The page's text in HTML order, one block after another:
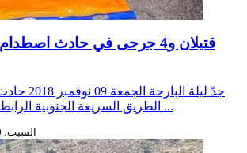
قتيلان و4 جرحى في حادث
جدّ ليلة
الطريق السريعة الجنوبية الرابطة بين تونس والحمام ...
السبت، 10 نوفمبر، 2018 - 12:18